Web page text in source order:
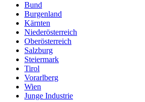
Bund
Burgenland
Kärnten
Niederösterreich
Oberösterreich
Salzburg
Steiermark
Tirol
Vorarlberg
Wien
Junge Industrie